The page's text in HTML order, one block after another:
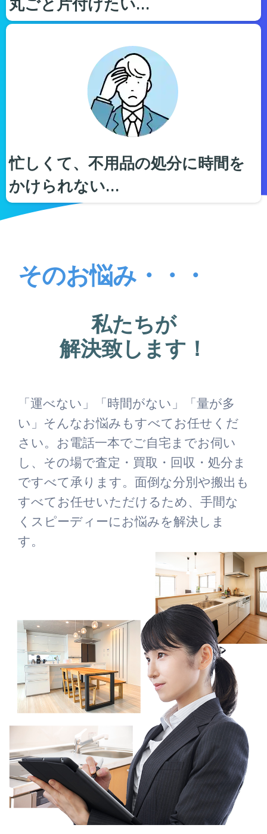
忙しくて、不用品の処分に時間を
かけられない…
そのお悩み・・・
私たちが
解決致します！
「運べない」「時間がない」「量が多
い」そんなお悩みもすべてお任せくだ
さい。お電話一本でご自宅までお伺い
し、その場で査定・買取・回収・処分ま
ですべて承ります。面倒な分別や搬出も
すべてお任せいただけるため、手間な
くスピーディーにお悩みを解決しま
す。